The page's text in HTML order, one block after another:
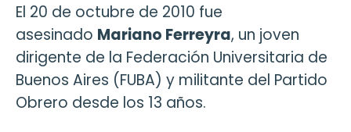
El 20 de octubre de 2010 fue
asesinado Mariano Ferreyra, un joven
dirigente de la Federación Universitaria de
Buenos Aires (FUBA) y militante del Partido
Obrero desde los 13 años.